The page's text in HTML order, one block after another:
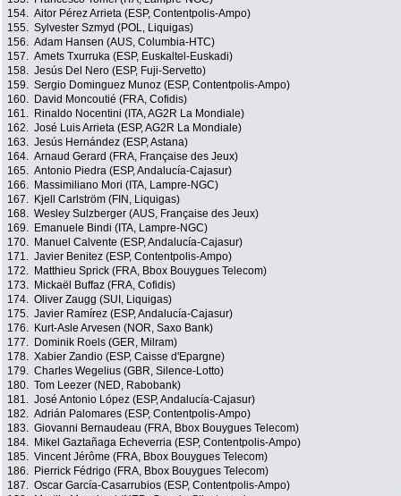
154. Aitor Pérez Arrieta (ESP, Contentpolis-Ampo)
155. Sylvester Szmyd (POL, Liquigas)
156. Adam Hansen (AUS, Columbia-HTC)
157. Amets Txurruka (ESP, Euskaltel-Euskadi)
158. Jesús Del Nero (ESP, Fuji-Servetto)
159. Sergio Dominguez Munoz (ESP, Contentpolis-Ampo)
160.
David Moncoutié (FRA, Cofidis)
161.
Rinaldo Nocentini (ITA, AG2R La Mondiale)
162. José Luis Arrieta (ESP, AG2R La Mondiale)
163. Jesús Hernández (ESP, Astana)
164. Arnaud Gerard (FRA, Française des Jeux)
165. Antonio Piedra (ESP, Andalucía-Cajasur)
166.
Massimiliano Mori (ITA, Lampre-NGC)
167.
Kjell Carlström (FIN, Liquigas)
168. Wesley Sulzberger (AUS, Française des Jeux)
169.
Emanuele Bindi (ITA, Lampre-NGC)
170.
Manuel Calvente (ESP, Andalucía-Cajasur)
171. Javier Benitez (ESP, Contentpolis-Ampo)
172.
Matthieu Sprick (FRA, Bbox Bouygues Telecom)
173.
Mickaël Buffaz (FRA, Cofidis)
174. Oliver Zaugg (SUI, Liquigas)
175. Javier Ramírez (ESP, Andalucía-Cajasur)
176.
Kurt-Asle Arvesen (NOR, Saxo Bank)
177.
Dominik Roels (GER, Milram)
178. Xabier Zandio (ESP, Caisse d'Epargne)
179. Charles Wegelius (GBR, Silence-Lotto)
180. Tom Leezer (NED, Rabobank)
181. José Antonio López (ESP, Andalucía-Cajasur)
182. Adrián Palomares (ESP, Contentpolis-Ampo)
183. Giovanni Bernaudeau (FRA, Bbox Bouygues Telecom)
184.
Mikel Gaztañaga Echeverria (ESP, Contentpolis-Ampo)
185. Vincent Jérôme (FRA, Bbox Bouygues Telecom)
186.
Pierrick Fédrigo (FRA, Bbox Bouygues Telecom)
187. Oscar García-Casarrubios (ESP, Contentpolis-Ampo)